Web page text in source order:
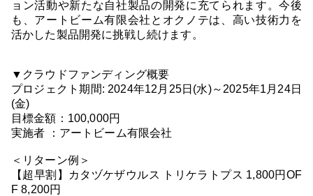
ョン活動や新たな自社製品の開発に充てられます。今後
も、アートビーム有限会社とオクノテは、高い技術力を
活かした製品開発に挑戦し続けます。
▼クラウドファンディング概要
プロジェクト期間: 2024年12月25日(水)～2025年1月24日
(金)
目標金額：100,000円
実施者 ：アートビーム有限会社
＜リターン例＞
【超早割】カタヅケザウルス トリケラトプス 1,800円OF
F 8,200円